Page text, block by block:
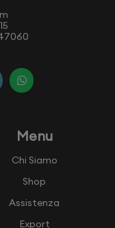
Menu
Chi Siamo
Shop
Assistenza
Export